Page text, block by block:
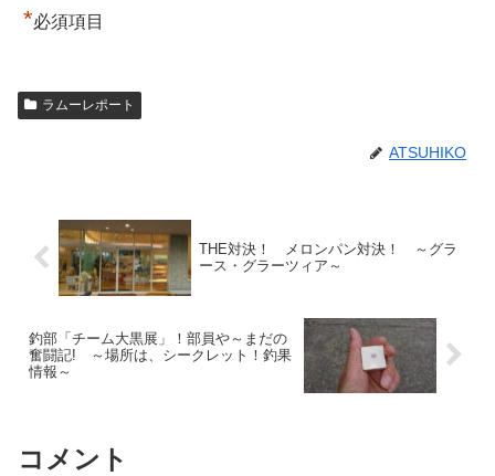
*必須項目
ラムーレポート
ATSUHIKO
THE対決！ メロンパン対決！ ～グラ
ース・グラーツィア～
釣部「チーム大黒展」！部員や～まだの
奮闘記! ～場所は、シークレット！釣果
情報～
コメント